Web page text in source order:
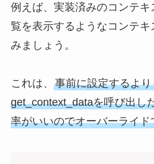
例えば、実装済みのコンテ
覧を表示するようなコンテ
みましょう。
これは、 事前に設定するよ
get_context_dataを呼び出し
率がいいのでオーバーライド